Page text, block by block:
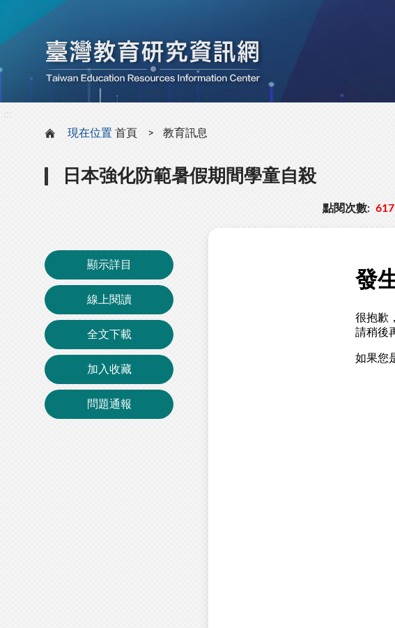
現在位置 首頁 教育訊息
日本強化防範暑假期間學童自殺
點閱次數: 617
顯示詳目
線上閱讀
全文下載
加入收藏
問題通報